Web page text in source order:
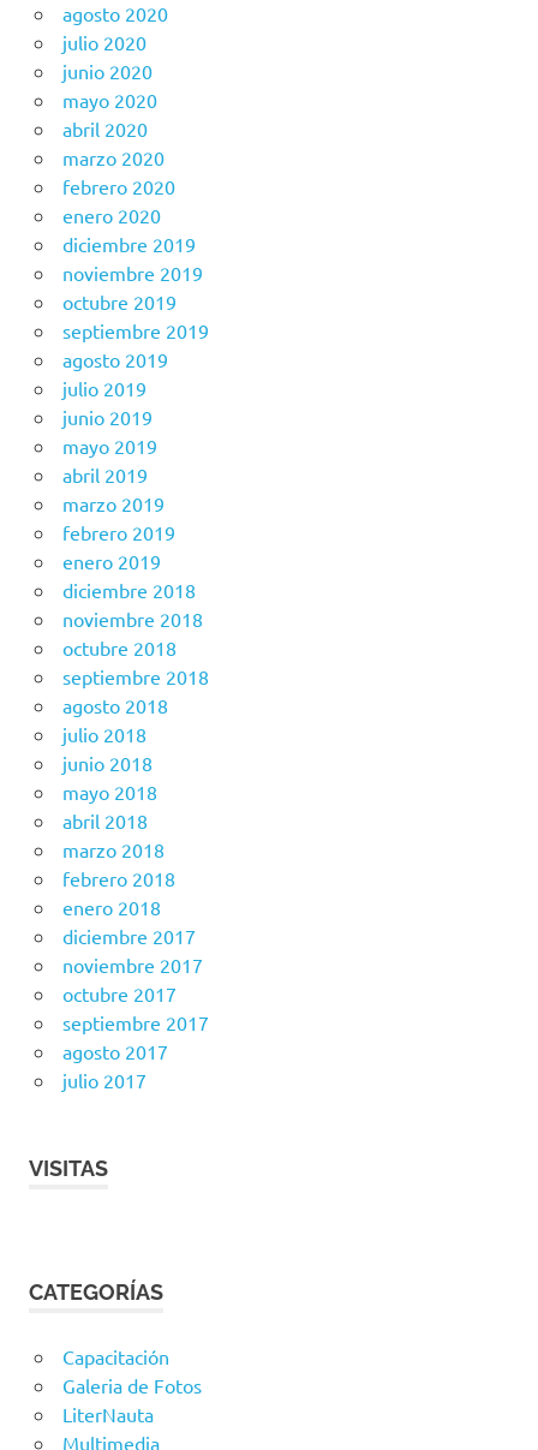
agosto 2020
julio 2020
junio 2020
mayo 2020
abril 2020
marzo 2020
febrero 2020
enero 2020
diciembre 2019
noviembre 2019
octubre 2019
septiembre 2019
agosto 2019
julio 2019
junio 2019
mayo 2019
abril 2019
marzo 2019
febrero 2019
enero 2019
diciembre 2018
noviembre 2018
octubre 2018
septiembre 2018
agosto 2018
julio 2018
junio 2018
mayo 2018
abril 2018
marzo 2018
febrero 2018
enero 2018
diciembre 2017
noviembre 2017
octubre 2017
septiembre 2017
agosto 2017
julio 2017
VISITAS
CATEGORÍAS
Capacitación
Galeria de Fotos
LiterNauta
Multimedia